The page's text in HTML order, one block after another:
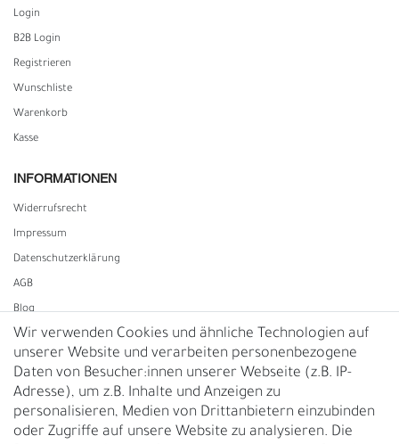
Login
B2B Login
Registrieren
Wunschliste
Warenkorb
Kasse
INFORMATIONEN
Widerrufs­recht
Impressum
Daten­schutz­erklärung
AGB
Blog
Vertrag widerrufen
UNTERNEHMEN
Nachhaltigkeit
Wir verwenden Cookies und ähnliche Technologien auf
unserer Website und verarbeiten personenbezogene
Daten von Besucher:innen unserer Webseite (z.B. IP-
Adresse), um z.B. Inhalte und Anzeigen zu
personalisieren, Medien von Drittanbietern einzubinden
oder Zugriffe auf unsere Website zu analysieren. Die